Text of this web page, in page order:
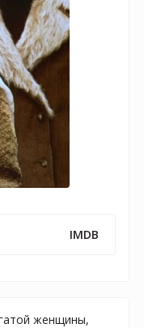
IMDB
женщины,